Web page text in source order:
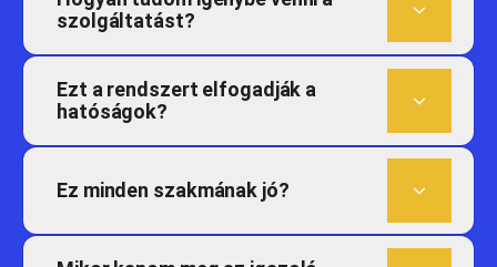
szolgáltatást?
Ezt a rendszert elfogadják a
hatóságok?
Ez minden szakmának jó?